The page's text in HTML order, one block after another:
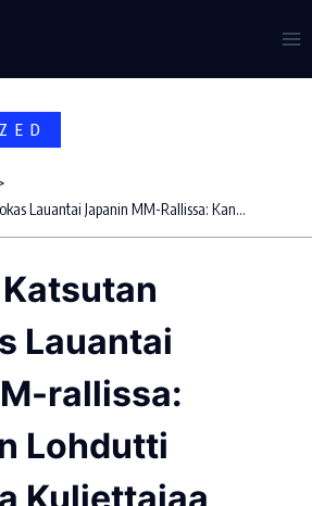
Takamoto Katsutan Kohtalokas Lauantai Japanin MM-Rallissa: Kankkunen Lohdutti Murtunutta Kuljettajaa
Lauantai
rallissa:
Lohdutti
Kuljettajaa